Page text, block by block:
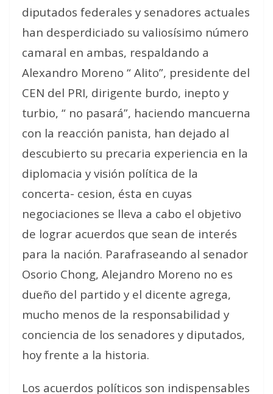
diputados federales y senadores actuales
han desperdiciado su valiosísimo número
camaral en ambas, respaldando a
Alexandro Moreno “ Alito”, presidente del
CEN del PRI, dirigente burdo, inepto y
turbio, “ no pasará”, haciendo mancuerna
con la reacción panista, han dejado al
descubierto su precaria experiencia en la
diplomacia y visión política de la
concerta- cesion, ésta en cuyas
negociaciones se lleva a cabo el objetivo
de lograr acuerdos que sean de interés
para la nación. Parafraseando al senador
Osorio Chong, Alejandro Moreno no es
dueño del partido y el dicente agrega,
mucho menos de la responsabilidad y
conciencia de los senadores y diputados,
hoy frente a la historia.
Los acuerdos políticos son indispensables